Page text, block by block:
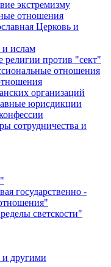
экстремизму
отношения
Церковь и
и ислам
религии против "сект"
отношения
организаций
юрисдикции
сотрудничества и
государственно -
светскости"
другими